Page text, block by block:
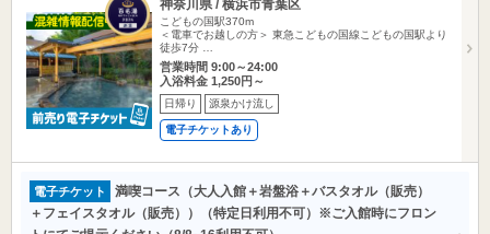
神奈川県 / 横浜市青葉区
こどもの国駅370m
＜電車でお越しの方＞ 東急こどもの国線こどもの国駅より
徒歩7分 …
営業時間 9:00～24:00
入浴料金 1,250円～
日帰り 源泉かけ流し
電子チケットあり
電子チケット
満喫コース（大人入館＋岩盤浴＋バスタオル（販売）
＋フェイスタオル（販売））（特定日利用不可）※ご入館時にフロン